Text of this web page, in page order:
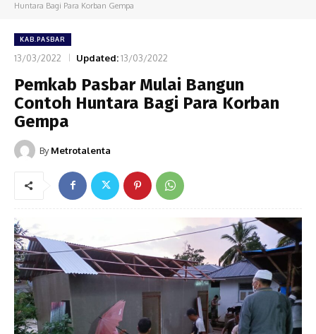
Huntara Bagi Para Korban Gempa
KAB.PASBAR
13/03/2022 Updated:13/03/2022
Pemkab Pasbar Mulai Bangun
Contoh Huntara Bagi Para Korban
Gempa
By Metrotalenta